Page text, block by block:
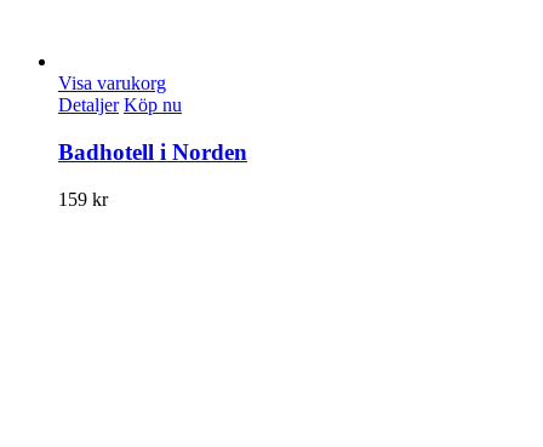
Visa varukorg
Detaljer Köp nu
Badhotell i Norden
159 kr